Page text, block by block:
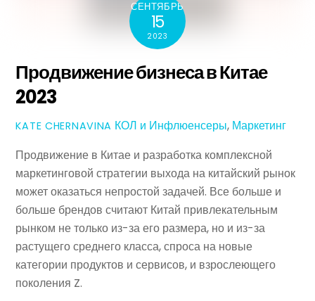
СЕНТЯБРЬ
15
2023
Продвижение бизнеса в Китае
2023
KATE CHERNAVINA КОЛ и Инфлюенсеры, Маркетинг
Продвижение в Китае и разработка комплексной
маркетинговой стратегии выхода на китайский рынок
может оказаться непростой задачей. Все больше и
больше брендов считают Китай привлекательным
рынком не только из-за его размера, но и из-за
растущего среднего класса, спроса на новые
категории продуктов и сервисов, и взрослеющего
поколения Z.